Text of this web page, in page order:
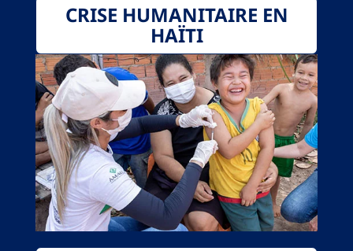
CRISE HUMANITAIRE EN
HAÏTI